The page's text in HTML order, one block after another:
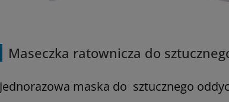
Maseczka ratownicza do
Jednorazowa maska do sztucznego